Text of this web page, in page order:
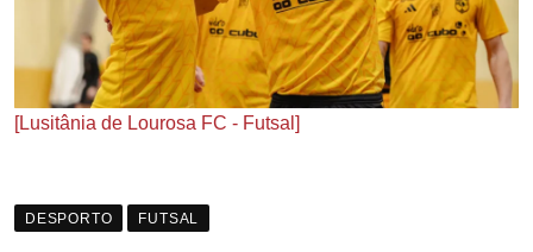
[Lusitânia de Lourosa FC - Futsal]
DESPORTO FUTSAL